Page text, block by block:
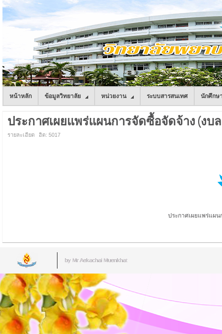
หน้าหลัก ข้อมูลวิทยาลัย หน่วยงาน ระบบสารสนเทศ นักศึกษ
ประกาศเผยแพร่แผนการจัดซื้อจัดจ้าง (งบ
รายละเอียด ฮิต: 5017
ประกาศเผยแพร่แผ
by Mr.Aekachai Muenkhat